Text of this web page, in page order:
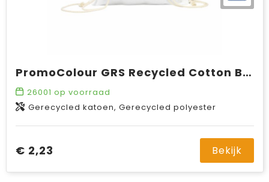
PromoColour GRS Recycled Cotton Backpack (150 g/m²)
26001 op voorraad
Gerecycled katoen, Gerecycled polyester
€ 2,23 Bekijk